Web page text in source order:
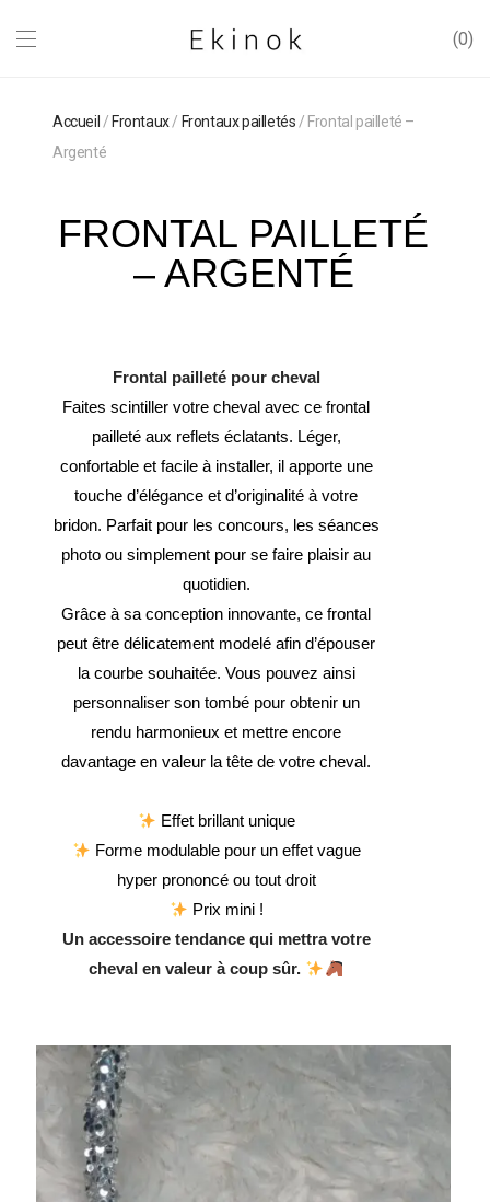
0
Accueil / Frontaux/ Frontaux pailletés/ Frontal pailleté –
Argenté
FRONTAL PAILLETÉ
– ARGENTÉ
Frontal pailleté pour cheval
Faites scintiller votre cheval avec ce frontal
pailleté aux reflets éclatants. Léger,
confortable et facile à installer, il apporte une
touche d’élégance et d’originalité à votre
bridon. Parfait pour les concours, les séances
photo ou simplement pour se faire plaisir au
quotidien.
Grâce à sa conception innovante, ce frontal
peut être délicatement modelé afin d’épouser
la courbe souhaitée. Vous pouvez ainsi
personnaliser son tombé pour obtenir un
rendu harmonieux et mettre encore
davantage en valeur la tête de votre cheval.
Effet brillant unique
Forme modulable pour un effet vague
hyper prononcé ou tout droit
Prix mini !
Un accessoire tendance qui mettra votre
cheval en valeur à coup sûr.
15,00 €